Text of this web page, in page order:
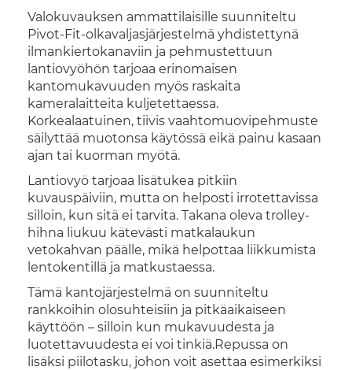
Valokuvauksen ammattilaisille suunniteltu
Pivot-Fit-olkavaljasjärjestelmä yhdistettynä
ilmankiertokanaviin ja pehmustettuun
lantiovyöhön tarjoaa erinomaisen
kantomukavuuden myös raskaita
kameralaitteita kuljetettaessa.
Korkealaatuinen, tiivis vaahtomuovipehmuste
säilyttää muotonsa käytössä eikä painu kasaan
ajan tai kuorman myötä.
Lantiovyö tarjoaa lisätukea pitkiin
kuvauspäiviin, mutta on helposti irrotettavissa
silloin, kun sitä ei tarvita. Takana oleva trolley-
hihna liukuu kätevästi matkalaukun
vetokahvan päälle, mikä helpottaa liikkumista
lentokentillä ja matkustaessa.
Tämä kantojärjestelmä on suunniteltu
rankkoihin olosuhteisiin ja pitkäaikaiseen
käyttöön – silloin kun mukavuudesta ja
luotettavuudesta ei voi tinkiä.Repussa on
lisäksi piilotasku, johon voit asettaa esimerkiksi